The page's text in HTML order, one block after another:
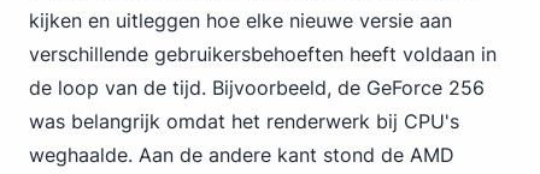
kijken en uitleggen hoe elke nieuwe versie aan
verschillende gebruikersbehoeften heeft voldaan in
de loop van de tijd. Bijvoorbeeld, de GeForce 256
was belangrijk omdat het renderwerk bij CPU's
weghaalde. Aan de andere kant stond de AMD